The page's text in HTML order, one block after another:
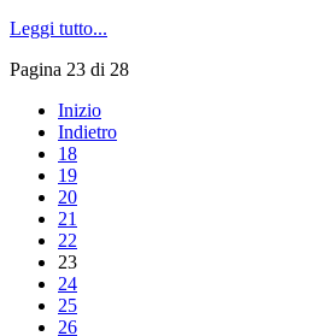
Leggi tutto...
Pagina 23 di 28
Inizio
Indietro
18
19
20
21
22
23
24
25
26